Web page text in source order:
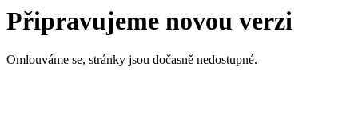
Připravujeme novou verzi
Omlouváme se, stránky jsou dočasně nedostupné.